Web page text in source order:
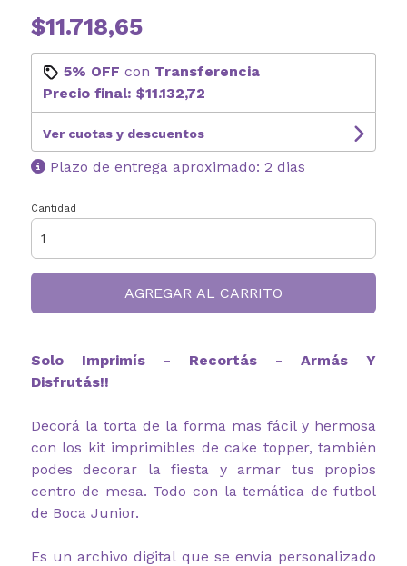
$11.718,65
5% OFF con Transferencia
Precio final: $11.132,72
Ver cuotas y descuentos
Plazo de entrega aproximado: 2 dias
Cantidad
AGREGAR AL CARRITO
Solo Imprimís - Recortás - Armás Y
Disfrutás!!
Decorá la torta de la forma mas fácil y hermosa
con los kit imprimibles de cake topper, también
podes decorar la fiesta y armar tus propios
centro de mesa. Todo con la temática de futbol
de Boca Junior.
Es un archivo digital que se envía personalizado